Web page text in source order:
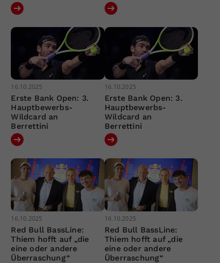
16.10.2025
Erste Bank Open: 3.
Hauptbewerbs-
Wildcard an
Berrettini
16.10.2025
Erste Bank Open: 3.
Hauptbewerbs-
Wildcard an
Berrettini
16.10.2025
Red Bull BassLine:
Thiem hofft auf „die
eine oder andere
Überraschung“
16.10.2025
Red Bull BassLine:
Thiem hofft auf „die
eine oder andere
Überraschung“